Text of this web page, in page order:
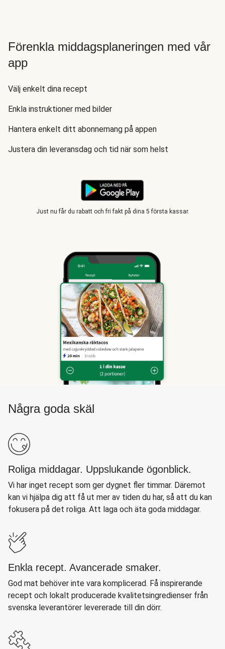
Förenkla middagsplaneringen med vår
app
Välj enkelt dina recept
Enkla instruktioner med bilder
Hantera enkelt ditt abonnemang på appen
Justera din leveransdag och tid när som helst
Just nu får du rabatt och fri fakt på dina 5 första kassar.
Några goda skäl
Roliga middagar. Uppslukande ögonblick.
Vi har inget recept som ger dygnet fler timmar. Däremot
kan vi hjälpa dig att få ut mer av tiden du har, så att du kan
fokusera på det roliga. Att laga och äta goda middagar.
Enkla recept. Avancerade smaker.
God mat behöver inte vara komplicerad. Få inspirerande
recept och lokalt producerade kvalitetsingredienser från
svenska leverantörer levererade till din dörr.